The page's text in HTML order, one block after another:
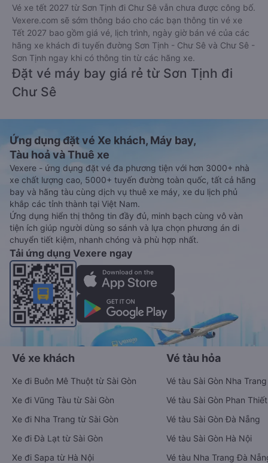
Vé xe tết 2027 từ Sơn Tịnh đi Chư Sê vẫn chưa được công bố.
Vexere.com sẽ sớm thông báo cho các bạn thông tin vé xe
Tết 2027 bao gồm giá vé, lịch trình, ngày giờ bán vé của các
hãng xe khách đi tuyến đường Sơn Tịnh - Chư Sê và Chư Sê -
Sơn Tịnh ngay khi có thông tin từ các hãng xe.
Đặt vé máy bay giá rẻ từ Sơn Tịnh đi
Chư Sê
Ứng dụng đặt vé Xe khách, Máy bay,
Tàu hoả và Thuê xe
Vexere - ứng dụng đặt vé đa phương tiện với hơn 3000+ nhà
xe chất lượng cao, 5000+ tuyến đường toàn quốc, tất cả hãng
bay và hãng tàu cùng dịch vụ thuê xe máy, xe du lịch phủ
khắp các tỉnh thành tại Việt Nam.
Ứng dụng hiển thị thông tin đầy đủ, minh bạch cùng vô vàn
tiện ích giúp người dùng so sánh và lựa chọn phương án di
chuyển tiết kiệm, nhanh chóng và phù hợp nhất.
Tải ứng dụng Vexere ngay
Vé xe khách
Xe đi Buôn Mê Thuột từ Sài Gòn
Xe đi Vũng Tàu từ Sài Gòn
Xe đi Nha Trang từ Sài Gòn
Xe đi Đà Lạt từ Sài Gòn
Xe đi Sapa từ Hà Nội
Vé tàu hỏa
Vé tàu Sài Gòn Nha Trang
Vé tàu Sài Gòn Phan Thiết
Vé tàu Sài Gòn Đà Nẵng
Vé tàu Sài Gòn Hà Nội
Vé tàu Nha Trang Đà